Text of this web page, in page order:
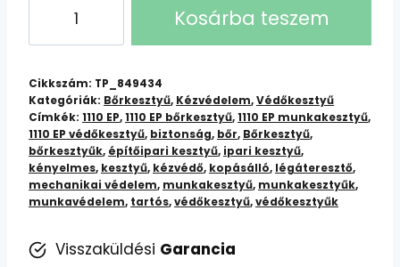
Bőrkesztyű:
Kiváló
Minőségű,
Tartós
Védelem
mennyiség
Kosárba teszem
Cikkszám: TP_849434
Kategóriák: Bőrkesztyű, Kézvédelem,Védőkesztyű
Címkék: 1110 EP,1110 EP bőrkesztyű,1110 EP munkakesztyű,
1110 EP védőkesztyű, biztonság, bőr, Bőrkesztyű,
bőrkesztyűk, építőipari kesztyű, ipari kesztyű,
kényelmes, kesztyű, kézvédő, kopásálló, légáteresztő,
mechanikai védelem, munkakesztyű, munkakesztyűk,
munkavédelem, tartós,védőkesztyű,védőkesztyűk
Visszaküldési Garancia